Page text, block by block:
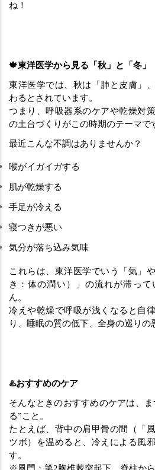
ね！
🍁東洋医学から見る「秋」と「冬」
東洋医学では、秋は「肺と皮膚」
わるとされています。
つまり、呼吸器系のケアや乾燥対
の土台づくりがこの時期のテーマで
最近こんな不調はありませんか？
喉がイガイガする
肌が乾燥する
手足が冷える
寝つきが悪い
気分が落ち込み気味
これらは、東洋医学でいう「気」
き：体の潤い）」の流れが滞っ
ん。
冷えや乾燥で呼吸が浅くなると自
り、睡眠の質の低下、全身の巡りの
♨️おすすめのケア
そんなときのおすすめのケアは、
る”こと。
たとえば、背中の肩甲骨の間（「
ツボ）を温めると、冷えによる風
す。